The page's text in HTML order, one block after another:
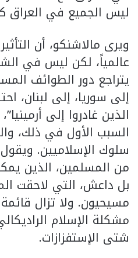
ليس الجميع في العراق
ويرى مالاشنكو، أن
عالمياً، لكن ليس في
يتراجع دور الطوائف
إلى سوريا، إلى لبنان،
الذين غادروا إلى
السبب الأول في ذلك،
سلوك الإسلاميين.
من المسلمين، الذين
بل داعش، التي لاحقت
مسيحيون. ولا تزال
مشكلة الإسلام
شتى الإستفزازات.